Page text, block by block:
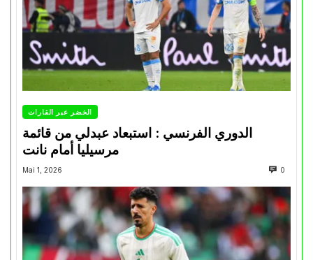
الخضر عبر القارات
الدوري الفرنسي : استبعاد عبدلي من قائمة
مرسيليا أمام نانت
Mai 1, 2026 0